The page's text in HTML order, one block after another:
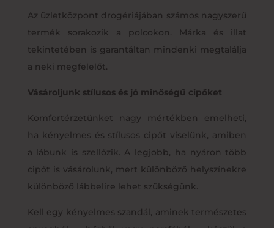
Az üzletközpont drogériájában számos nagyszerű
termék sorakozik a polcokon. Márka és illat
tekintetében is garantáltan mindenki megtalálja
a neki megfelelőt.
Vásároljunk stílusos és jó minőségű cipőket
Komfortérzetünket nagy mértékben emelheti,
ha kényelmes és stílusos cipőt viselünk, amiben
a lábunk is szellőzik. A legjobb, ha nyáron több
cipőt is vásárolunk, mert különböző helyszínekre
különböző lábbelire lehet szükségünk.
Kell egy kényelmes szandál, aminek természetes